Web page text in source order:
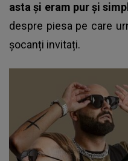
asta și eram pur și
despre piesa pe care
șocanți invitați.